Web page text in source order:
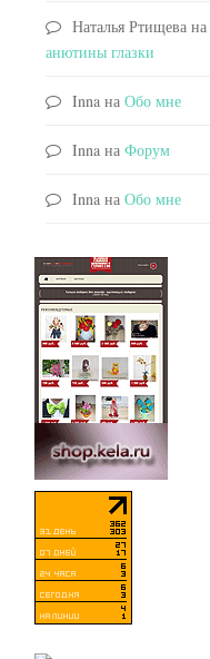
Наталья Ртищева на
анютины глазки
Inna на Обо мне
Inna на Форум
Inna на Обо мне